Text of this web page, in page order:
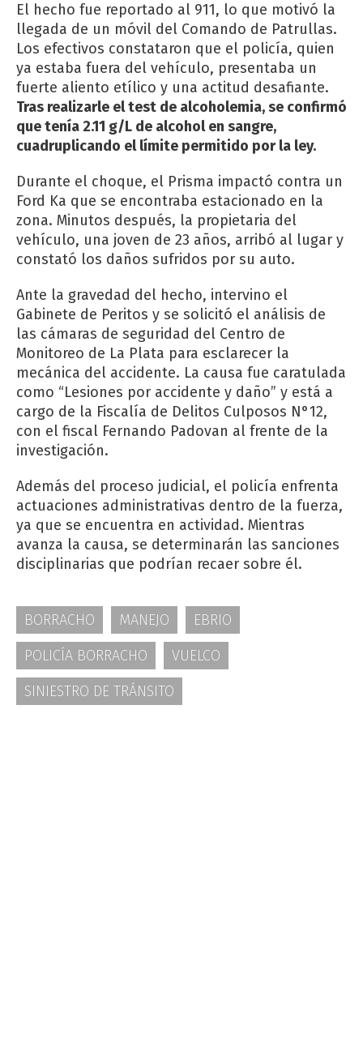
El hecho fue reportado al 911, lo que motivó la
llegada de un móvil del Comando de Patrullas.
Los efectivos constataron que el policía, quien
ya estaba fuera del vehículo, presentaba un
fuerte aliento etílico y una actitud desafiante.
Tras realizarle el test de alcoholemia, se confirmó
que tenía 2.11 g/L de alcohol en sangre,
cuadruplicando el límite permitido por la ley.
Durante el choque, el Prisma impactó contra un
Ford Ka que se encontraba estacionado en la
zona. Minutos después, la propietaria del
vehículo, una joven de 23 años, arribó al lugar y
constató los daños sufridos por su auto.
Ante la gravedad del hecho, intervino el
Gabinete de Peritos y se solicitó el análisis de
las cámaras de seguridad del Centro de
Monitoreo de La Plata para esclarecer la
mecánica del accidente. La causa fue caratulada
como “Lesiones por accidente y daño” y está a
cargo de la Fiscalía de Delitos Culposos N°12,
con el fiscal Fernando Padovan al frente de la
investigación.
Además del proceso judicial, el policía enfrenta
actuaciones administrativas dentro de la fuerza,
ya que se encuentra en actividad. Mientras
avanza la causa, se determinarán las sanciones
disciplinarias que podrían recaer sobre él.
BORRACHO MANEJO
EBRIO
POLICÍA BORRACHO
VUELCO
SINIESTRO DE TRÁNSITO